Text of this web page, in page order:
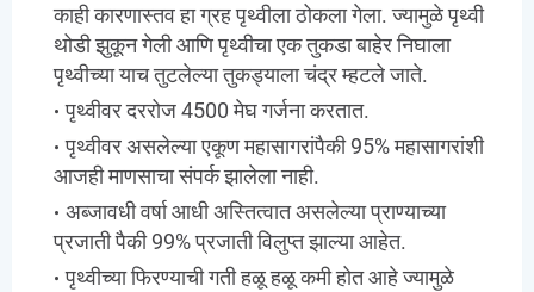
काही कारणास्तव हा ग्रह पृथ्वीला ठोकला गेला. ज्यामुळे पृथ्वी
थोडी झुकून गेली आणि पृथ्वीचा एक तुकडा बाहेर निघाला
पृथ्वीच्या याच तुटलेल्या तुकड्याला चंद्र म्हटले जाते.
पृथ्वीवर दररोज 4500 मेघ गर्जना करतात.
पृथ्वीवर असलेल्या एकूण महासागरांपैकी 95% महासागरांशी
आजही माणसाचा संपर्क झालेला नाही.
अब्जावधी वर्षा आधी अस्तित्वात असलेल्या प्राण्याच्या
प्रजाती पैकी 99% प्रजाती विलुप्त झाल्या आहेत.
पृथ्वीच्या फिरण्याची गती हळू हळू कमी होत आहे ज्यामुळे